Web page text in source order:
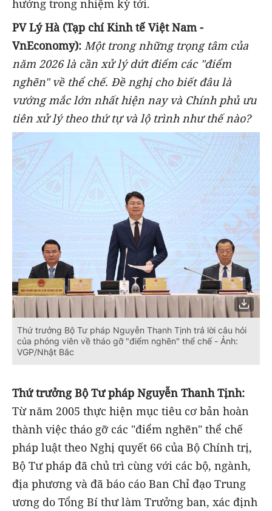
hướng trong nhiệm kỳ tới.
PV Lý Hà (Tạp chí Kinh tế Việt Nam -
VnEconomy): Một trong những trọng tâm của
năm 2026 là cần xử lý dứt điểm các "điểm
nghẽn" về thể chế. Đề nghị cho biết đâu là
vướng mắc lớn nhất hiện nay và Chính phủ ưu
tiên xử lý theo thứ tự và lộ trình như thế nào?
Thứ trưởng Bộ Tư pháp Nguyễn Thanh Tịnh trả lời câu hỏi
của phóng viên về tháo gỡ "điểm nghẽn" thể chế - Ảnh:
VGP/Nhật Bắc
Thứ trưởng Bộ Tư pháp Nguyễn Thanh Tịnh:
Từ năm 2005 thực hiện mục tiêu cơ bản hoàn
thành việc tháo gỡ các "điểm nghẽn" thể chế
pháp luật theo Nghị quyết 66 của Bộ Chính trị,
Bộ Tư pháp đã chủ trì cùng với các bộ, ngành,
địa phương và đã báo cáo Ban Chỉ đạo Trung
ương do Tổng Bí thư làm Trưởng ban, xác định